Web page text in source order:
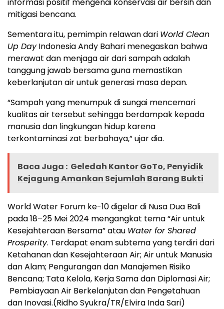
mitigasi bencana.
Sementara itu, pemimpin relawan dari World Clean
Up DayIndonesia Andy Bahari menegaskan bahwa
merawat dan menjaga air dari sampah adalah
tanggung jawab bersama guna memastikan
keberlanjutan air untuk generasi masa depan.
“Sampah yang menumpuk di sungai mencemari
kualitas air tersebut sehingga berdampak kepada
manusia dan lingkungan hidup karena
terkontaminasi zat berbahaya,” ujar dia.
Baca Juga : Geledah Kantor GoTo, Penyidik
Kejagung Amankan Sejumlah Barang Bukti
World Water Forum ke-10 digelar di Nusa Dua Bali
pada 18–25 Mei 2024 mengangkat tema “Air untuk
Kesejahteraan Bersama” atau Water for Shared
Prosperity. Terdapat enam subtema yang terdiri dari
Ketahanan dan Kesejahteraan Air; Air untuk Manusia
dan Alam; Pengurangan dan Manajemen Risiko
Bencana; Tata Kelola, Kerja Sama dan Diplomasi Air;
Pembiayaan Air Berkelanjutan dan Pengetahuan
dan Inovasi.(Ridho Syukra/TR/Elvira Inda Sari)